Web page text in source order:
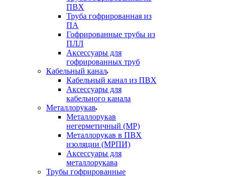
ПВХ
Труба гофрированная из
ПА
Гофрированные трубы из
ПЛЛ
Аксессуары для
гофрированных труб
Кабельный канал
Кабельный канал из ПВХ
Аксессуары для
кабельного канала
Металлорукав
Металлорукав
негерметичный (МР)
Металлорукав в ПВХ
изоляции (МРПИ)
Аксессуары для
металлорукава
Трубы гофрированные